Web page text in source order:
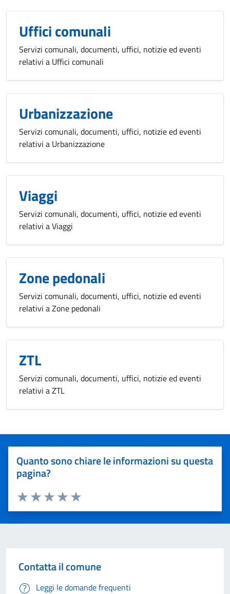
Uffici comunali
Servizi comunali, documenti, uffici, notizie ed eventi
relativi a Uffici comunali
Urbanizzazione
Servizi comunali, documenti, uffici, notizie ed eventi
relativi a Urbanizzazione
Viaggi
Servizi comunali, documenti, uffici, notizie ed eventi
relativi a Viaggi
Zone pedonali
Servizi comunali, documenti, uffici, notizie ed eventi
relativi a Zone pedonali
ZTL
Servizi comunali, documenti, uffici, notizie ed eventi
relativi a ZTL
Quanto sono chiare le informazioni su questa
pagina?
Valuta 5 stelle su 5
Valuta 4 stelle su 5
Valuta 3 stelle su 5
Valuta 2 stelle su 5
Valuta 1 stelle su 5
Contatta il comune
Leggi le domande frequenti